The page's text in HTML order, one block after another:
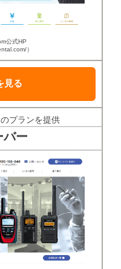
公式HP
）
見る
プランを提供
バー